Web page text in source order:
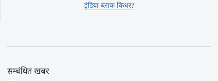
इंडिया ब्लाक किधर?
सम्बंधित खबर